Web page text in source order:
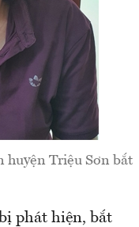
huyện Triệu Sơn bắt
phát hiện, bắt